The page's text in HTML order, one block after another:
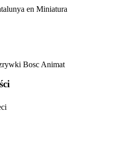
en Miniatura
Bosc Animat